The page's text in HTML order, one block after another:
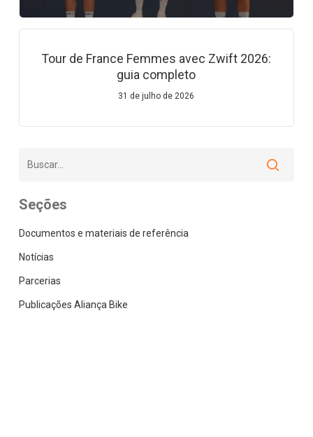
Tour de France Femmes avec Zwift 2026:
guia completo
31 de julho de 2026
Seções
Documentos e materiais de referência
Notícias
Parcerias
Publicações Aliança Bike